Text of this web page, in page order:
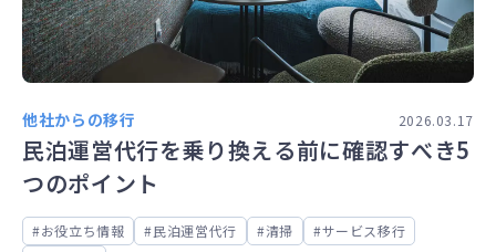
他社からの移行 2026.03.17
民泊運営代行を乗り換える前に確認すべき5
つのポイント
お役立ち情報 民泊運営代行 清掃
サービス移行